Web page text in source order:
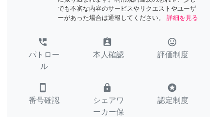
でも不審な内容のサービスやリクエストやユーザ
ーがあった場合は通報してください。
詳細を見る
perm_phone_msg
パトロー
ル
assignment_ind
本人確認
tag_faces
評価制度
smartphone
番号確認
lock
シェアワ
ーカー保
stars
認定制度